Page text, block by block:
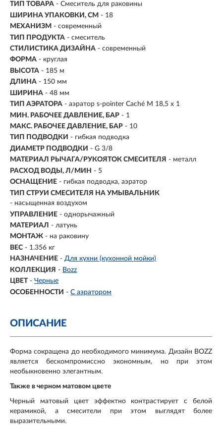
ТИП ТОВАРА - Смеситель для раковины
ШИРИНА УПАКОВКИ, СМ - 18
МЕХАНИЗМ - современный
ТИП ПРОДУКТА - смеситель
СТИЛИСТИКА ДИЗАЙНА - современный
ФОРМА - круглая
ВЫСОТА - 185 м
ДЛИНА - 150 мм
ШИРИНА - 48 мм
ТИП АЭРАТОРА - аэратор s-pointer Caché M 18,5 x 1
МИН. РАБОЧЕЕ ДАВЛЕНИЕ, БАР - 1
МАКС. РАБОЧЕЕ ДАВЛЕНИЕ, БАР - 10
ТИП ПОДВОДКИ - гибкая подводка
ДИАМЕТР ПОДВОДКИ - G 3/8
МАТЕРИАЛ РЫЧАГА/РУКОЯТОК СМЕСИТЕЛЯ - металл
РАСХОД ВОДЫ, Л/МИН - 5
ОСНАЩЕНИЕ - гибкая подводка, аэратор
ТИП СТРУИ СМЕСИТЕЛЯ НА УМЫВАЛЬНИК
- насыщенная воздухом
УПРАВЛЕНИЕ - однорычажный
МАТЕРИАЛ - латунь
МОНТАЖ - на раковину
ВЕС - 1.356 кг
НАЗНАЧЕНИЕ - Для кухни (кухонной мойки)
КОЛЛЕКЦИЯ - Bozz
ЦВЕТ - Черные
ОСОБЕННОСТИ - С аэратором
ОПИСАНИЕ
Форма сокращена до необходимого минимума. Дизайн BOZZ
является бескомпромиссно экономным, но при этом
необыкновенно элегантным.
Также в черном матовом цвете
Черный матовый цвет эффектно контрастирует с белой
керамикой, а смесители при этом выглядят более
выразительными.